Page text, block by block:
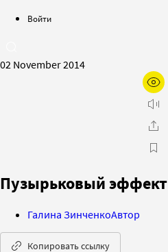
Войти
02 November 2014
Пузырьковый эффект
Галина ЗинченкоАвтор
Копировать ссылку